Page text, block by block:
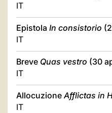
IT
Epistola In consistorio
IT
Breve Quas vestro (30
IT
AllocuzioneAfflictas in
IT